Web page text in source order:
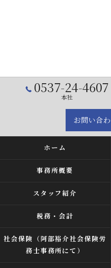
0537-24-4607
本社
お問い合
ホーム
事務所概要
スタッフ紹介
税務・会計
社会保険（阿部裕介社会保険労
務士事務所にて）